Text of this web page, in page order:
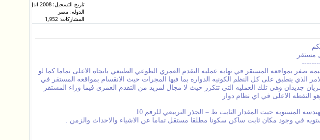
تاريخ التسجيل: Jul 2008
الدولة: مصر
المشاركات: 1,952
مستقر
صفر بمواقعه المستقر في نهايه عمليه التقدم العمري الطوعي الطبيعي باتجاه الاعلى تماما كما لو
الذي ينطبق على كل النظم الكونيه الدواره بما فيها المجرات حيث الانقسام بمواقعه المستقر في
جديدان وهي تلك العمليه التى تتكرر حيث لا مجال لمزيد من التقدم العمري فيما وراء المستقر
النقطه الاعلى في اي نظام دوار
حيث المقدار الثابت ط = الجذر التربيعي للرقم 10
في وجود مكان ثابت ساكن سكونا مطلقا مستقل تماما عن الاشياء والاحداث والزمن .